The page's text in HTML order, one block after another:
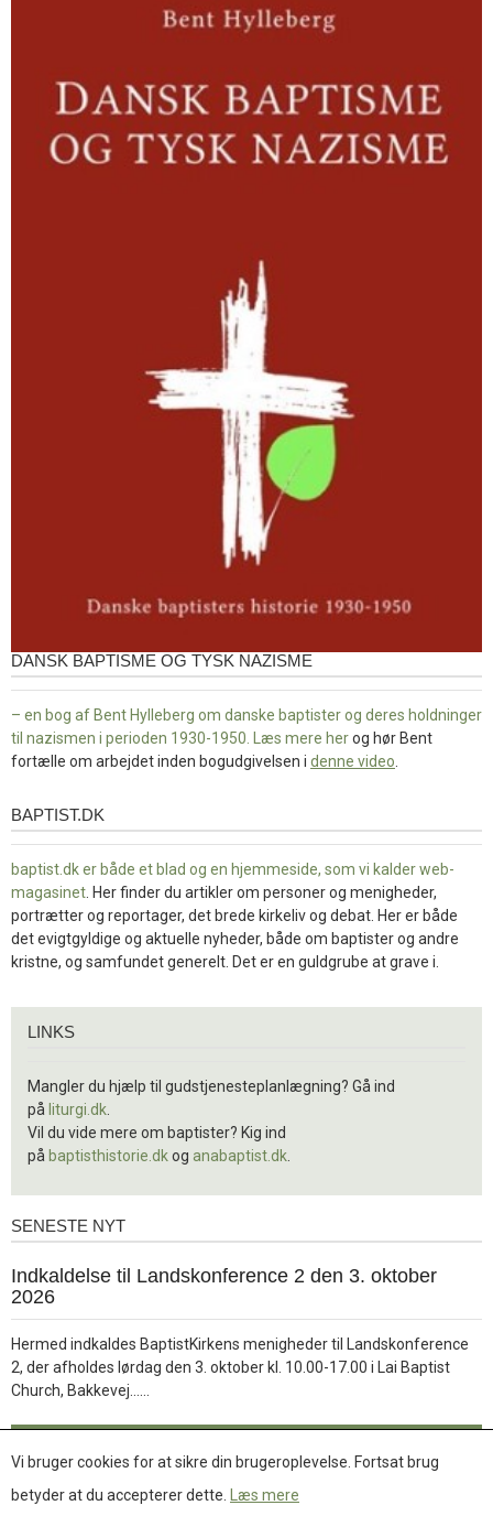
DANSK BAPTISME OG TYSK NAZISME
– en bog af Bent Hylleberg om danske baptister og deres holdninger
til nazismen i perioden 1930-1950. Læs mere herog hør Bent
fortælle om arbejdet inden bogudgivelsen i denne video
baptist.dk
BAPTIST.DK
baptist.dk er både et blad og en hjemmeside, som vi kalder web-
magasinet . Her finder du artikler om personer og menigheder,
portrætter og reportager, det brede kirkeliv og debat. Her er både
det evigtgyldige og aktuelle nyheder, både om baptister og andre
kristne, og samfundet generelt. Det er en guldgrube at grave i.
LINKS
Mangler du hjælp til gudstjenesteplanlægning? Gå ind
på liturgi.dk
Vil du vide mere om baptister? Kig ind
på baptisthistorie.dkog anabaptist.dk
Seneste
SENESTE NYT
1.
jul.
Indkaldelse til Landskonference 2 den 3. oktober
2026
Hermed indkaldes BaptistKirkens menigheder til Landskonference
2, der afholdes lørdag den 3. oktober kl. 10.00-17.00 i Lai Baptist
Church, Bakkevej……
Læs mere
Vi bruger cookies for at sikre din brugeroplevelse. Fortsat brug
betyder at du accepterer dette.
Læs mere